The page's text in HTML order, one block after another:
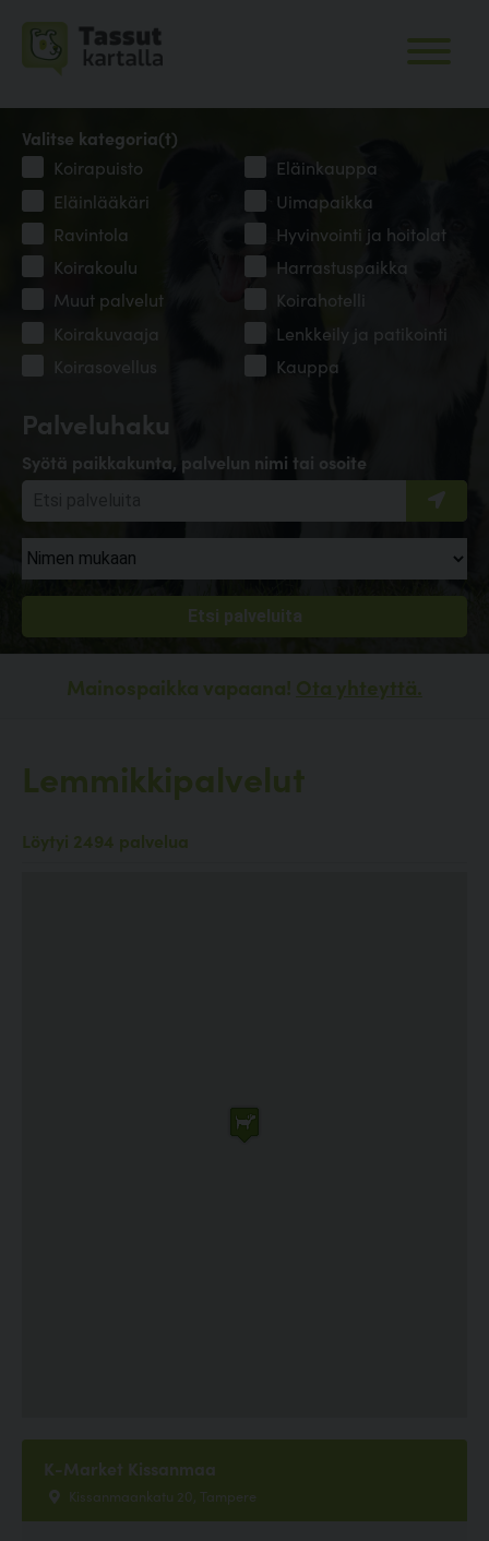
Palveluhaku
Syötä paikkakunta, palvelun nimi tai osoite
Valitse kategoria(t)
Koirapuisto
Eläinkauppa
Eläinlääkäri
Uimapaikka
Ravintola
Hyvinvointi ja hoitolat
Koirakoulu
Harrastuspaikka
Muut palvelut
Koirahotelli
Koirakuvaaja
Lenkkeily ja patikointi
Koirasovellus
Kauppa
Mainospaikka vapaana! Ota yhteyttä.
Lemmikkipalvelut
Löytyi 2494 palvelua
K-Market Kissanmaa
Kissanmaankatu 20, Tampere